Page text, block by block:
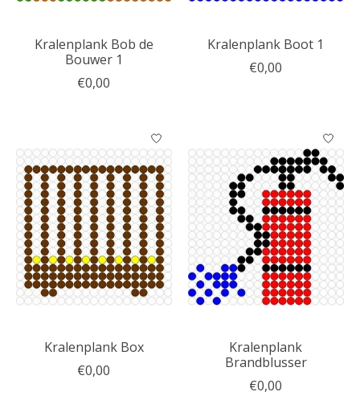
Kralenplank Bob de
Bouwer 1
€0,00
Kralenplank Boot 1
€0,00
Kralenplank Box
€0,00
Kralenplank
Brandblusser
€0,00